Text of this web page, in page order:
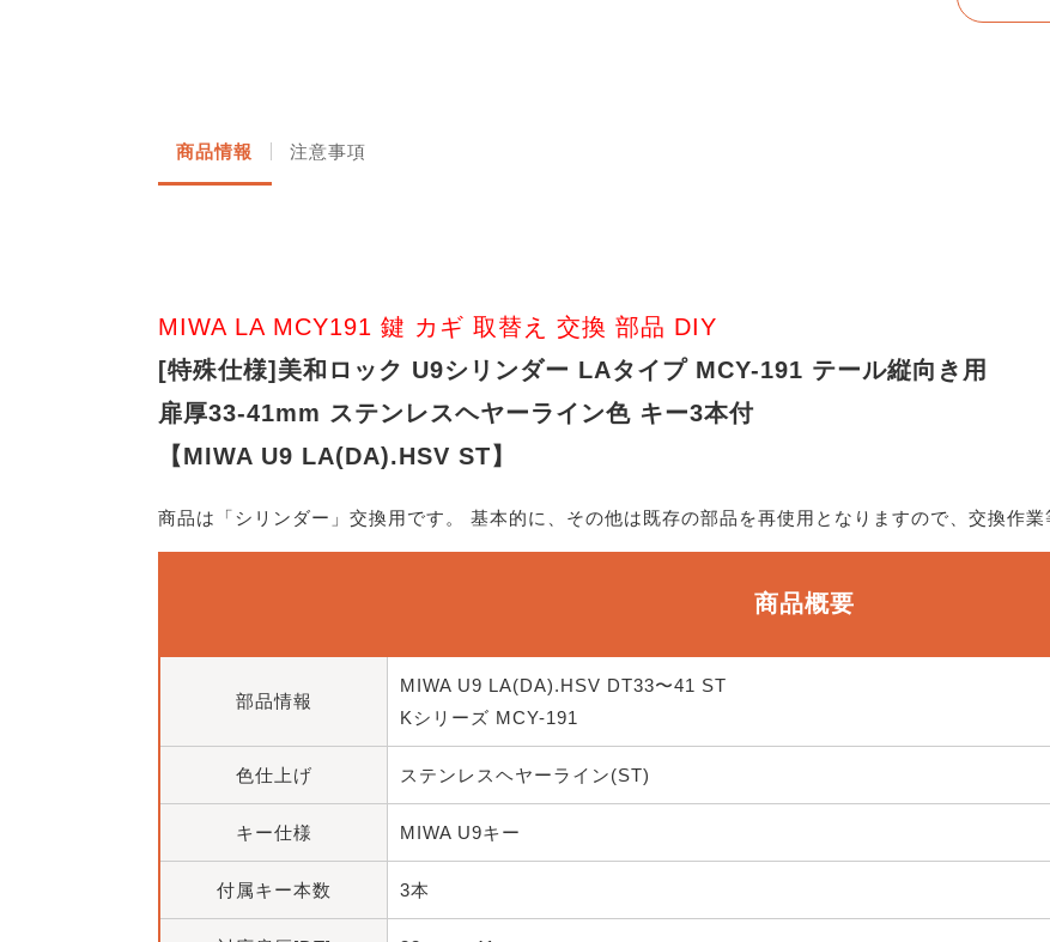
商品情報 注意事項
MIWA LA MCY191 鍵 カギ 取替え 交換 部品 DIY
[特殊仕様]美和ロック U9シリンダー LAタイプ MCY-191 テール縦向き用
扉厚33-41mm ステンレスヘヤーライン色 キー3本付
【MIWA U9 LA(DA).HSV ST】
商品は「シリンダー」交換用です。 基本的に、その他は既存の部品を再使用となりますので、交換作業
商品概要
部品情報
MIWA U9 LA(DA).HSV DT33〜41 ST
Kシリーズ MCY-191
色仕上げ ステンレスヘヤーライン(ST)
キー仕様 MIWA U9キー
付属キー本数 3本